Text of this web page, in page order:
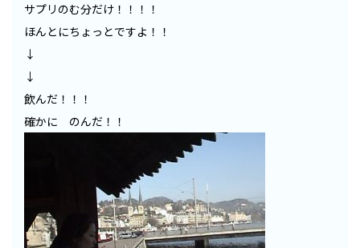
サプリのむ分だけ！！！！
ほんとにちょっとですよ！！
↓
↓
飲んだ！！！
確かに のんだ！！